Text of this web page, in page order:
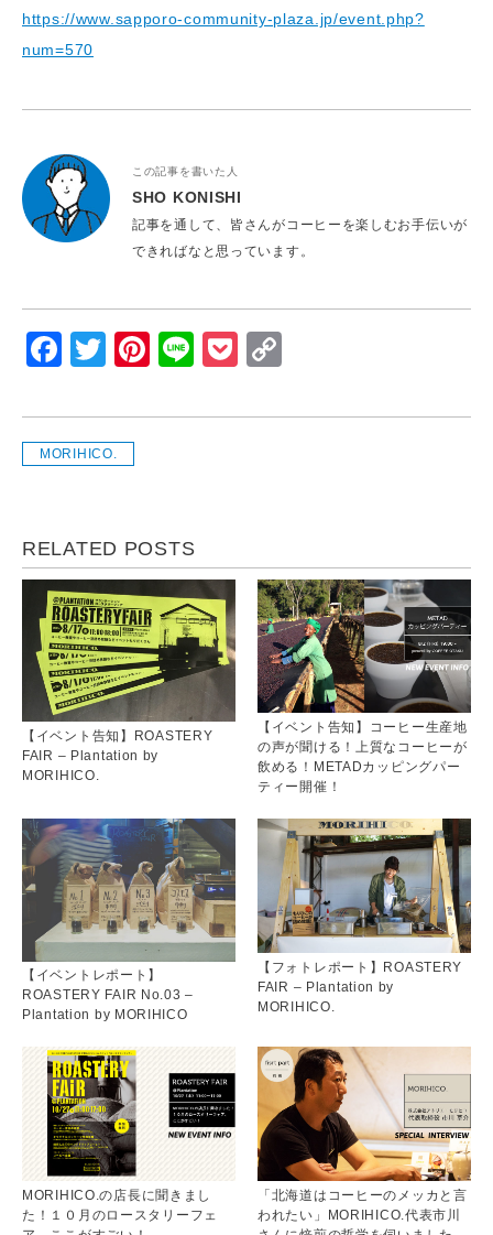
https://www.sapporo-community-plaza.jp/event.php?
num=570
この記事を書いた人
SHO KONISHI
記事を通して、皆さんがコーヒーを楽しむお手伝いが
できればなと思っています。
Facebook
Twitter
Pinterest
LinePocket
MORIHICO.
RELATED POSTS
【イベント告知】ROASTERY
FAIR – Plantation by
MORIHICO.
【イベント告知】コーヒー生産地
の声が聞ける！上質なコーヒーが
飲める！METADカッピングパー
ティー開催！
【イベントレポート】
ROASTERY FAIR No.03 –
Plantation by MORIHICO
【フォトレポート】ROASTERY
FAIR – Plantation by
MORIHICO.
MORIHICO.の店長に聞きまし
た！１０月のロースタリーフェ
「北海道はコーヒーのメッカと言
われたい」MORIHICO.代表市川